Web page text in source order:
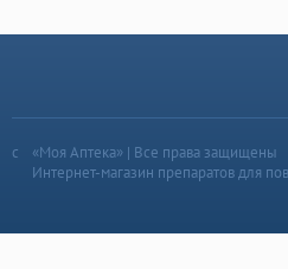
«Моя Аптека» | Все права защищены
Интернет-магазин препаратов для